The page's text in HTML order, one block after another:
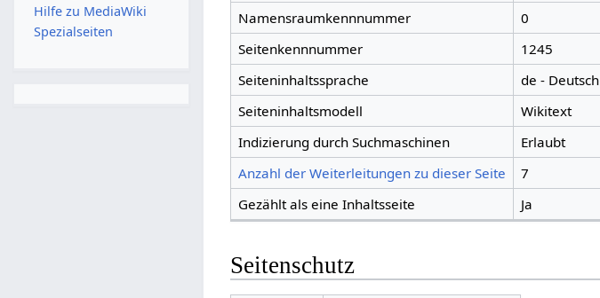
Namensraumkennnummer
0
Seitenkennnummer
1245
Seiteninhaltssprache
de - Deutsch
Seiteninhaltsmodell
Wikitext
Indizierung durch Suchmaschinen
Erlaubt
Anzahl der Weiterleitungen zu dieser Seite
7
Gezählt als eine Inhaltsseite
Ja
Seitenschutz
Hilfe zu MediaWiki
Spezialseiten